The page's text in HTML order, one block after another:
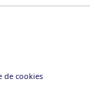
de cookies